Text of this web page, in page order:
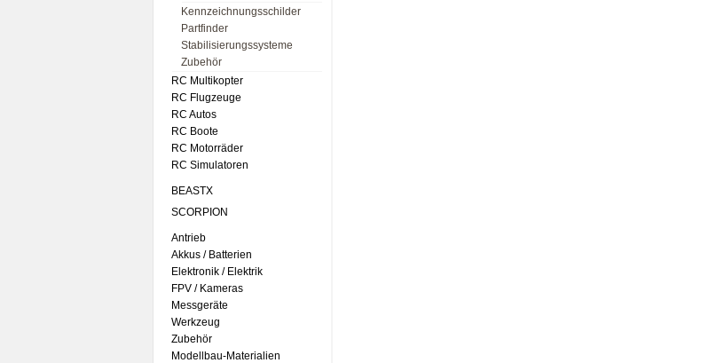
Kennzeichnungsschilder
Partfinder
Stabilisierungssysteme
Zubehör
RC Multikopter
RC Flugzeuge
RC Autos
RC Boote
RC Motorräder
RC Simulatoren
BEASTX
SCORPION
Antrieb
Akkus / Batterien
Elektronik / Elektrik
FPV / Kameras
Messgeräte
Werkzeug
Zubehör
Modellbau-Materialien